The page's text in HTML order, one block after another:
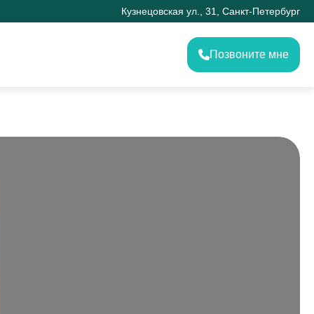
Кузнецовская ул., 31, Санкт-Петербург
Позвоните мне